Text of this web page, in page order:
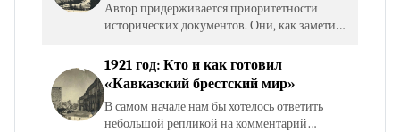
Автор придерживается приоритетности
исторических документов. Они, как заметили
наши читатели, многоплановые и
многосюжетные, известны, но практически
не разработаны ни российской,…
1921 год: Кто и как готовил
«Кавказский брестский мир»
В самом начале нам бы хотелось ответить
небольшой репликой на комментарий